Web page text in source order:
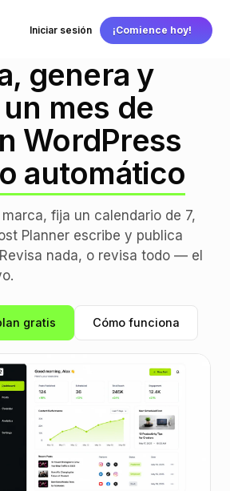
Iniciar sesión ¡Comience hoy!
genera y
mes de
WordPress
automático
fija un calendario de 7,
Planner escribe y publica
nada, o revisa todo — el
gratis Cómo funciona